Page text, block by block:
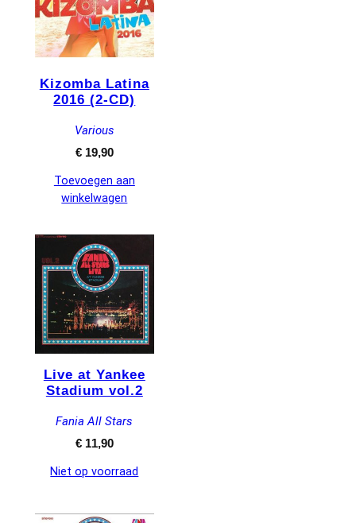
Kizomba Latina
2016 (2-CD)
Various
€19,90
Toevoegen aan
winkelwagen
Live at Yankee
Stadium vol.2
Fania All Stars
€11,90
Niet op voorraad